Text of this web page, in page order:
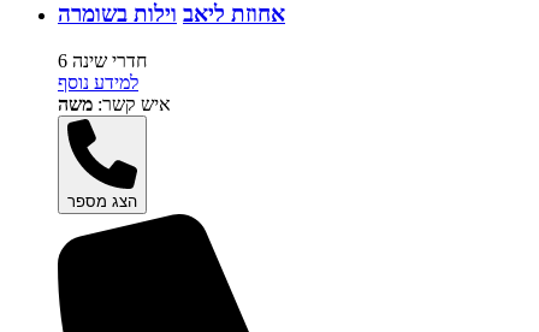
אחוזת ליאב וילות בשומרה
6 חדרי שינה
למידע נוסף
איש קשר: משה
הצג מספר